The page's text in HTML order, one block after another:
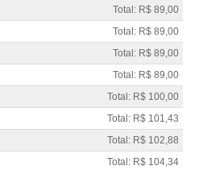
Total: R$ 89,00
Total: R$ 89,00
Total: R$ 89,00
Total: R$ 89,00
Total: R$ 100,00
Total: R$ 101,43
Total: R$ 102,88
Total: R$ 104,34